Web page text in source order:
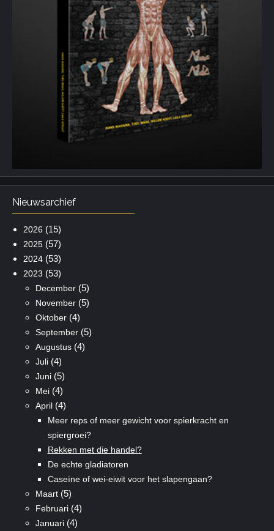
Nieuwsarchief
2026 (15)
2025(57)
2024(53)
2023 (53)
December(5)
November(5)
Oktober(4)
September(5)
Augustus(4)
Juli(4)
Juni(5)
Mei(4)
April(4)
Meer reps of meer gewicht voor spierkracht en
spiergroei?
Rekken met die handel?
De echte gladiatoren
Caseïne of wei-eiwit voor het slapengaan?
Maart(5)
Februari(4)
Januari(4)